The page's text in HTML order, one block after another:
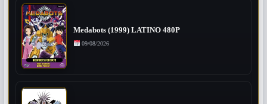
Medabots (1999) LATINO 480P
09/08/2026